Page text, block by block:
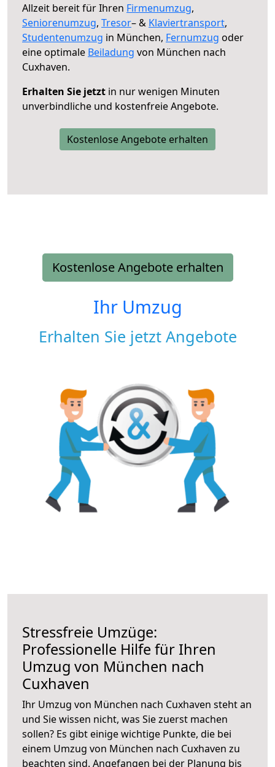
Allzeit bereit für Ihren Firmenumzug,
Seniorenumzug, Tresor– & Klaviertransport,
Studentenumzug in München, Fernumzug oder
eine optimale Beiladung von München nach
Cuxhaven.
Erhalten Sie jetzt in nur wenigen Minuten
unverbindliche und kostenfreie Angebote.
Kostenlose Angebote erhalten
Kostenlose Angebote erhalten
Ihr Umzug
Erhalten Sie jetzt Angebote
Stressfreie Umzüge:
Professionelle Hilfe für Ihren
Umzug von München nach
Cuxhaven
Ihr Umzug von München nach Cuxhaven steht an
und Sie wissen nicht, was Sie zuerst machen
sollen? Es gibt einige wichtige Punkte, die bei
einem Umzug von München nach Cuxhaven zu
beachten sind. Angefangen bei der Planung bis